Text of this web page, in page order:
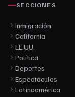
SECCIONES
Inmigración
California
EE.UU.
Política
Deportes
Espectáculos
Latinoamérica